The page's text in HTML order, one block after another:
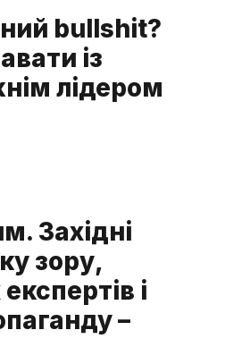
bullshit?
із
лідером
Західні
зору,
і
–